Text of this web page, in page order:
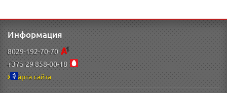
Информация
8029-192-70-70
+375 29 858-00-18
Карта сайта